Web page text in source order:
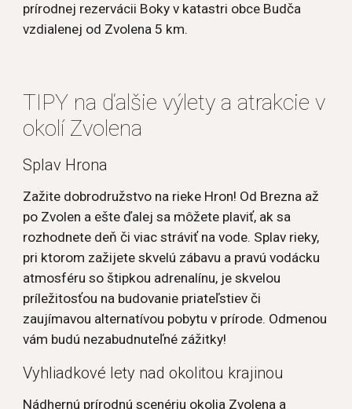
prírodnej rezervácii Boky v katastri obce Budča
vzdialenej od Zvolena 5 km.
TIPY na ďalšie výlety a atrakcie v
okolí Zvolena
Splav Hrona
Zažite dobrodružstvo na rieke Hron! Od Brezna až
po Zvolen a ešte ďalej sa môžete plaviť, ak sa
rozhodnete deň či viac stráviť na vode. Splav rieky,
pri ktorom zažijete skvelú zábavu a pravú vodácku
atmosféru so štipkou adrenalínu, je skvelou
príležitosťou na budovanie priateľstiev či
zaujímavou alternatívou pobytu v prírode. Odmenou
vám budú nezabudnuteľné zážitky!
Vyhliadkové lety nad okolitou krajinou
Nádhernú prírodnú scenériu okolia Zvolena a